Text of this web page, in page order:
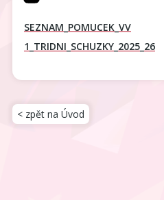
SEZNAM_POMUCEK_VV
1_TRIDNI_SCHUZKY_2025_26
< zpět na Úvod